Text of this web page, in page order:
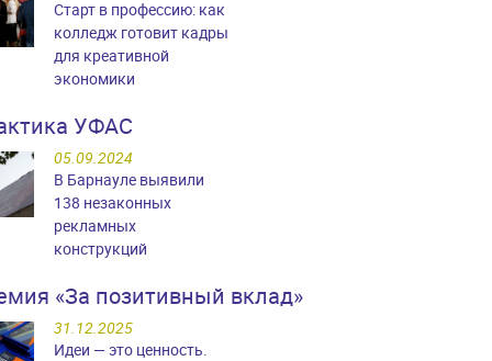
Старт в профессию: как
колледж готовит кадры
для креативной
экономики
УФАС
05.09.2024
В Барнауле выявили
138 незаконных
рекламных
конструкций
«За позитивный вклад»
31.12.2025
Идеи — это ценность.